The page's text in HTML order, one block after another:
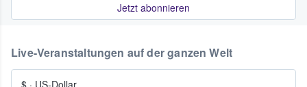
Jetzt abonnieren
Live-Veranstaltungen auf der ganzen Welt